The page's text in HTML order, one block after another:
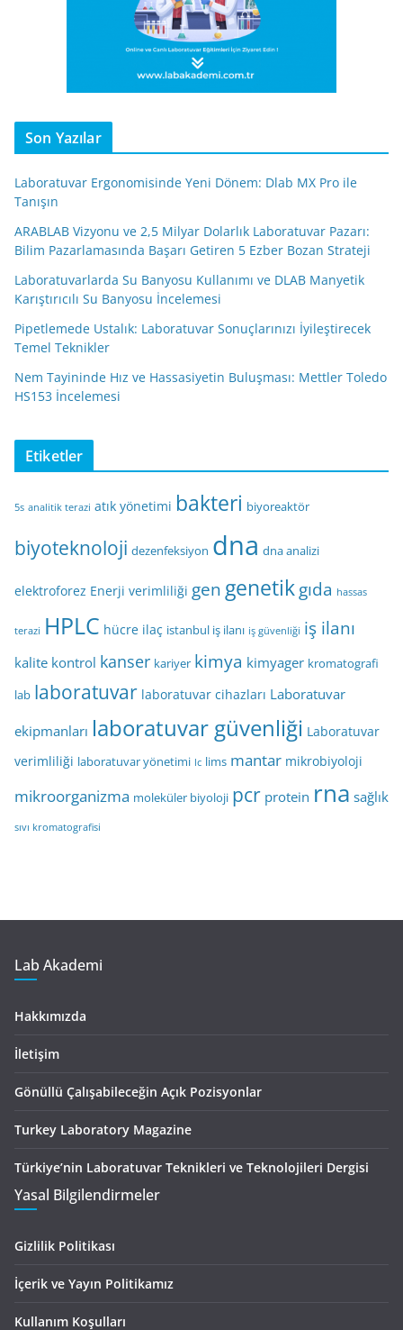
Son Yazılar
Laboratuvar Ergonomisinde Yeni Dönem: Dlab MX Pro ile
Tanışın
ARABLAB Vizyonu ve 2,5 Milyar Dolarlık Laboratuvar Pazarı:
Bilim Pazarlamasında Başarı Getiren 5 Ezber Bozan Strateji
Laboratuvarlarda Su Banyosu Kullanımı ve DLAB Manyetik
Karıştırıcılı Su Banyosu İncelemesi
Pipetlemede Ustalık: Laboratuvar Sonuçlarınızı İyileştirecek
Temel Teknikler
Nem Tayininde Hız ve Hassasiyetin Buluşması: Mettler Toledo
HS153 İncelemesi
Etiketler
5s analitik terazi atık yönetimi bakteri biyoreaktör
biyoteknoloji dezenfeksiyon dna dna analizi
elektroforez Enerji verimliliği gen genetikgıda hassas
terazi HPLC hücre ilaç istanbul iş ilanı iş güvenliği iş ilanı
kalite kontrol kanser kariyer kimya kimyager kromatografi
lab laboratuvar laboratuvar cihazları Laboratuvar
ekipmanları laboratuvar güvenliği Laboratuvar
verimliliği laboratuvar yönetimi lc lims mantar mikrobiyoloji
mikroorganizma moleküler biyoloji pcr protein rna sağlık
sıvı kromatografisi
Lab Akademi
Hakkımızda
İletişim
Gönüllü Çalışabileceğin Açık Pozisyonlar
Turkey Laboratory Magazine
Türkiye’nin Laboratuvar Teknikleri ve Teknolojileri Dergisi
Yasal Bilgilendirmeler
Gizlilik Politikası
İçerik ve Yayın Politikamız
Kullanım Koşulları